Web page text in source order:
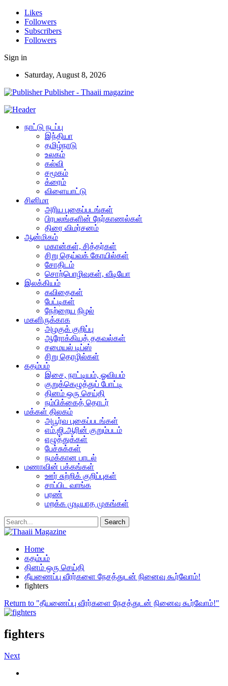
Likes
Followers
Subscribers
Followers
Sign in
Saturday, August 8, 2026
Publisher - Thaaii magazine
நாட்டு நடப்பு
இந்தியா
தமிழ்நாடு
உலகம்
கல்வி
சமூகம்
க்ரைம்
விளையாட்டு
சினிமா
அரிய புகைப்படங்கள்
பிரபலங்களின் நேர்காணல்கள்
திரை விமர்சனம்
ஆன்மிகம்
மகான்கள், சித்தர்கள்
சிறு தெய்வக் கோயில்கள்
சோதிடம்
சொற்பொழிவுகள், வீடியோ
இலக்கியம்
கவிதைகள்
பேட்டிகள்
நேற்றைய நிழல்
மகளிருக்காக
அழகுக் குறிப்பு
ஆரோக்கியத் தகவல்கள்
சமையல் டிப்ஸ்
சிறு தொழில்கள்
கதம்பம்
இசை, நாட்டியம், ஓவியம்
குறுக்கெழுத்துப் போட்டி
தினம் ஒரு செய்தி
நம்பிக்கைத் தொடர்
மக்கள் திலகம்
அபூர்வ புகைப்படங்கள்
எம்.ஜி.ஆரின் குறும்படம்
எழுத்துக்கள்
பேச்சுக்கள்
நமக்கான பாடல்
மணாவின் பக்கங்கள்
ஊர் சுற்றிக் குறிப்புகள்
சாப்பிட வாங்க
பரண்
மறக்க முடியாத முகங்கள்
Home
கதம்பம்
தினம் ஒரு செய்தி
தீயணைப்பு வீரர்களை நேசத்துடன் நினைவு கூர்வோம்!
fighters
Return to "தீயணைப்பு வீரர்களை நேசத்துடன் நினைவு கூர்வோம்!"
fighters
Next